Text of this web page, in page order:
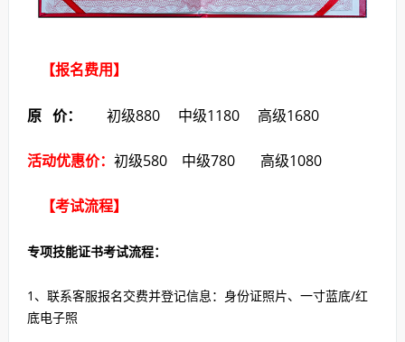
【报名费用】
原 价： 初级880 中级1180 高级1680
活动优惠价： 初级580 中级780 高级1080
【考试流程】
专项技能证书考试流程：
1、联系客服报名交费并登记信息：身份证照片、一寸蓝底/红
底电子照